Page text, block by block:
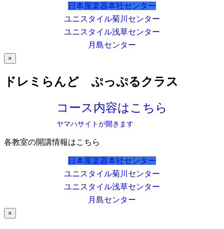
日本屋楽器本社センター
ユニスタイル菊川センター
ユニスタイル浅草センター
月島センター
×
ドレミらんど ぷっぷるクラス
コース内容はこちら
ヤマハサイトが開きます
各教室の開講情報はこちら
日本屋楽器本社センター
ユニスタイル菊川センター
ユニスタイル浅草センター
月島センター
×